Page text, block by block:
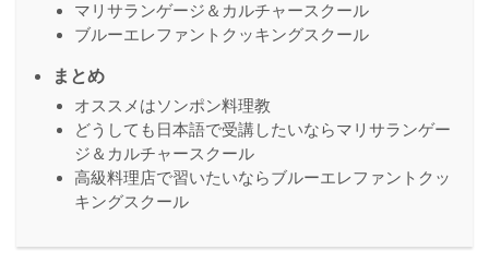
マリサランゲージ＆カルチャースクール
ブルーエレファントクッキングスクール
まとめ
オススメはソンポン料理教
どうしても日本語で受講したいならマリサランゲー
ジ＆カルチャースクール
高級料理店で習いたいならブルーエレファントクッ
キングスクール